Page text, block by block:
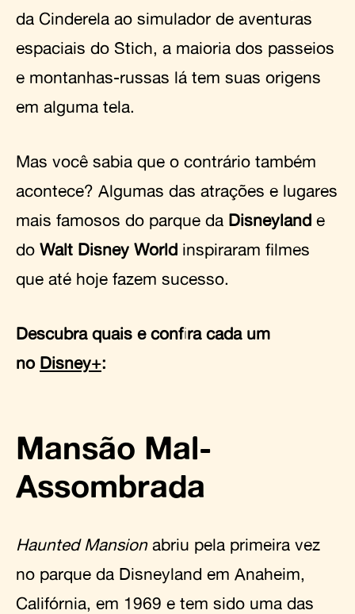
da Cinderela ao simulador de aventuras
espaciais do Stich, a maioria dos passeios
e montanhas-russas lá tem suas origens
em alguma tela.
Mas você sabia que o contrário também
acontece? Algumas das atrações e lugares
mais famosos do parque da Disneyland e
do Walt Disney World inspiraram filmes
que até hoje fazem sucesso.
Descubra quais e confira cada um
no Disney+:
Mansão Mal-
Assombrada
Haunted Mansionabriu pela primeira vez
no parque da Disneyland em Anaheim,
Califórnia, em 1969 e tem sido uma das